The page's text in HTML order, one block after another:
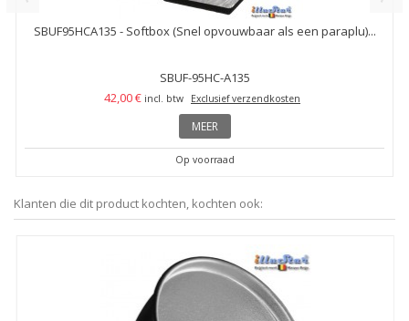
SBUF95HCA135 - Softbox (Snel opvouwbaar als een paraplu)...
SBUF-95HC-A135
42,00 € incl. btw Exclusief verzendkosten
MEER
Op voorraad
Klanten die dit product kochten, kochten ook: